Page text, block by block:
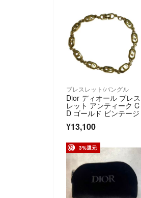
ブレスレット/バングル
Dior ディオール ブレス
レット アンティーク C
D ゴールド ビンテージ
¥13,100
3%還元